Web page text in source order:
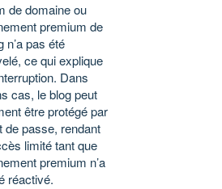
de domaine ou
premium de
n’a pas été
ce qui explique
Dans
cas, le blog peut
être protégé par
de passe, rendant
limité tant que
premium n’a
réactivé.